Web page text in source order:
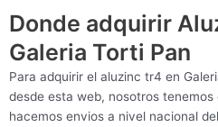
Donde adquirir
Galeria Torti Pan
Para adquirir el aluzinc tr4 en
desde esta web, nosotros
hacemos envios a nivel nacional